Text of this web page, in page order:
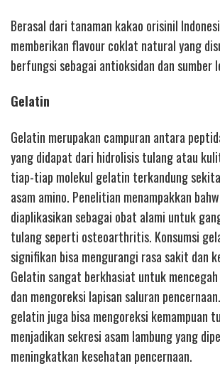
Berasal dari tanaman kakao orisinil
memberikan flavour coklat natural yang
berfungsi sebagai antioksidan dan sumber
Gelatin
Gelatin merupakan campuran antara
yang didapat dari hidrolisis tulang atau
tiap-tiap molekul gelatin terkandung
asam amino. Penelitian menampakkan
diaplikasikan sebagai obat alami untuk
tulang seperti osteoarthritis. Konsumsi
signifikan bisa mengurangi rasa sakit dan
Gelatin sangat berkhasiat untuk
dan mengoreksi lapisan saluran
gelatin juga bisa mengoreksi kemampuan
menjadikan sekresi asam lambung yang
meningkatkan kesehatan pencernaan.